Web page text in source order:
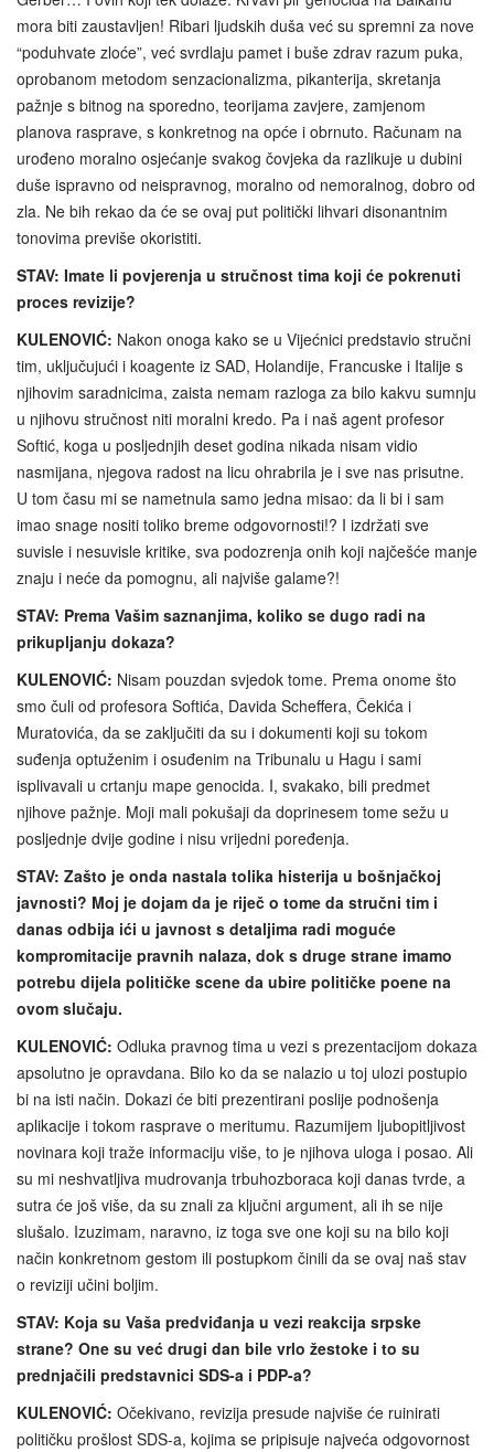
mora biti zaustavljen! Ribari ljudskih duša već su spremni za nove
“poduhvate zloće”, već svrdlaju pamet i buše zdrav razum puka,
oprobanom metodom senzacionalizma, pikanterija, skretanja
pažnje s bitnog na sporedno, teorijama zavjere, zamjenom
planova rasprave, s konkretnog na opće i obrnuto. Računam na
urođeno moralno osjećanje svakog čovjeka da razlikuje u dubini
duše ispravno od neispravnog, moralno od nemoralnog, dobro od
zla. Ne bih rekao da će se ovaj put politički lihvari disonantnim
tonovima previše okoristiti.
STAV: Imate li povjerenja u stručnost tima koji će pokrenuti
proces revizije?
KULENOVIĆ: Nakon onoga kako se u Vijećnici predstavio stručni
tim, uključujući i koagente iz SAD, Holandije, Francuske i Italije s
njihovim saradnicima, zaista nemam razloga za bilo kakvu sumnju
u njihovu stručnost niti moralni kredo. Pa i naš agent profesor
Softić, koga u posljednjih deset godina nikada nisam vidio
nasmijana, njegova radost na licu ohrabrila je i sve nas prisutne.
U tom času mi se nametnula samo jedna misao: da li bi i sam
imao snage nositi toliko breme odgovornosti!? I izdržati sve
suvisle i nesuvisle kritike, sva podozrenja onih koji najčešće manje
znaju i neće da pomognu, ali najviše galame?!
STAV: Prema Vašim saznanjima, koliko se dugo radi na
prikupljanju dokaza?
KULENOVIĆ: Nisam pouzdan svjedok tome. Prema onome što
smo čuli od profesora Softića, Davida Scheffera, Čekića i
Muratovića, da se zaključiti da su i dokumenti koji su tokom
suđenja optuženim i osuđenim na Tribunalu u Hagu i sami
isplivavali u crtanju mape genocida. I, svakako, bili predmet
njihove pažnje. Moji mali pokušaji da doprinesem tome sežu u
posljednje dvije godine i nisu vrijedni poređenja.
STAV: Zašto je onda nastala tolika histerija u bošnjačkoj
javnosti? Moj je dojam da je riječ o tome da stručni tim i
danas odbija ići u javnost s detaljima radi moguće
kompromitacije pravnih nalaza, dok s druge strane imamo
potrebu dijela političke scene da ubire političke poene na
ovom slučaju.
KULENOVIĆ: Odluka pravnog tima u vezi s prezentacijom dokaza
apsolutno je opravdana. Bilo ko da se nalazio u toj ulozi postupio
bi na isti način. Dokazi će biti prezentirani poslije podnošenja
aplikacije i tokom rasprave o meritumu. Razumijem ljubopitljivost
novinara koji traže informaciju više, to je njihova uloga i posao. Ali
su mi neshvatljiva mudrovanja trbuhozboraca koji danas tvrde, a
sutra će još više, da su znali za ključni argument, ali ih se nije
slušalo. Izuzimam, naravno, iz toga sve one koji su na bilo koji
način konkretnom gestom ili postupkom činili da se ovaj naš stav
o reviziji učini boljim.
STAV: Koja su Vaša predviđanja u vezi reakcija srpske
strane? One su već drugi dan bile vrlo žestoke i to su
prednjačili predstavnici SDS-a i PDP-a?
KULENOVIĆ: Očekivano, revizija presude najviše će ruinirati
političku prošlost SDS-a, kojima se pripisuje najveća odgovornost